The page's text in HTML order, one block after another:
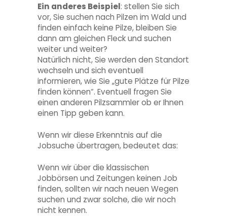
Ein anderes Beispiel: stellen Sie sich
vor, Sie suchen nach Pilzen im Wald und
finden einfach keine Pilze, bleiben Sie
dann am gleichen Fleck und suchen
weiter und weiter?
Natürlich nicht, Sie werden den Standort
wechseln und sich eventuell
informieren, wie Sie „gute Plätze für Pilze
finden können“. Eventuell fragen Sie
einen anderen Pilzsammler ob er Ihnen
einen Tipp geben kann.
Wenn wir diese Erkenntnis auf die
Jobsuche übertragen, bedeutet das:
Wenn wir über die klassischen
Jobbörsen und Zeitungen keinen Job
finden, sollten wir nach neuen Wegen
suchen und zwar solche, die wir noch
nicht kennen.